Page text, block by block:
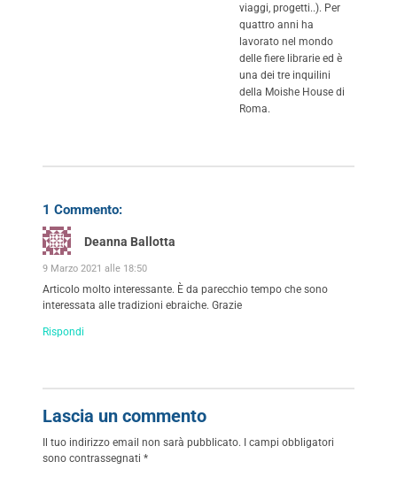
viaggi, progetti..). Per
quattro anni ha
lavorato nel mondo
delle fiere librarie ed è
una dei tre inquilini
della Moishe House di
Roma.
1 Commento:
Deanna Ballotta
9 Marzo 2021 alle 18:50
Articolo molto interessante. È da parecchio tempo che sono
interessata alle tradizioni ebraiche. Grazie
Rispondi
Lascia un commento
Il tuo indirizzo email non sarà pubblicato. I campi obbligatori
sono contrassegnati *